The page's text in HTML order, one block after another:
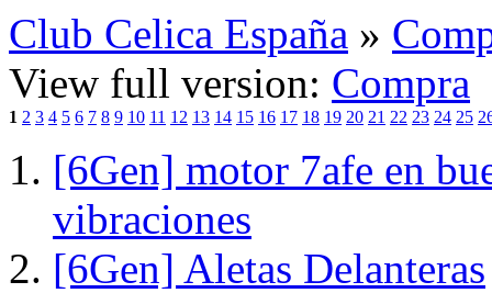
Club Celica España »
View full version: Compra
1 2 3 4 5 6 7 8 9 10 11 12 13 14 15 16 17 18 19 20 21 22 23 24 25
[6Gen] motor 7afe en
vibraciones
[6Gen] Aletas Delanteras